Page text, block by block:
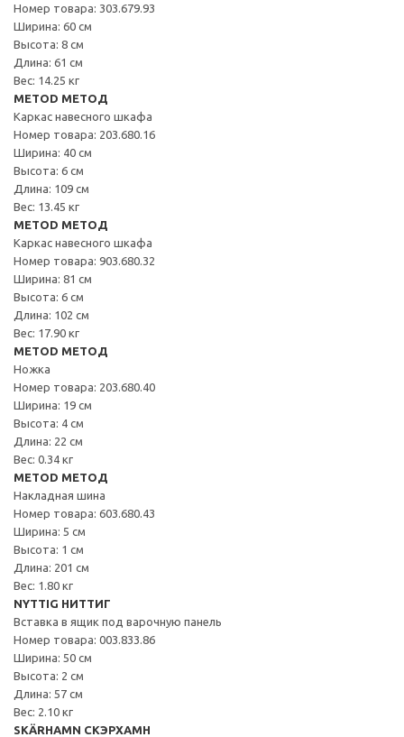
Номер товара: 303.679.93
Ширина: 60 см
Высота: 8 см
Длина: 61 см
Вес: 14.25 кг
METOD МЕТОД
Каркас навесного шкафа
Номер товара: 203.680.16
Ширина: 40 см
Высота: 6 см
Длина: 109 см
Вес: 13.45 кг
METOD МЕТОД
Каркас навесного шкафа
Номер товара: 903.680.32
Ширина: 81 см
Высота: 6 см
Длина: 102 см
Вес: 17.90 кг
METOD МЕТОД
Ножка
Номер товара: 203.680.40
Ширина: 19 см
Высота: 4 см
Длина: 22 см
Вес: 0.34 кг
METOD МЕТОД
Накладная шина
Номер товара: 603.680.43
Ширина: 5 см
Высота: 1 см
Длина: 201 см
Вес: 1.80 кг
NYTTIG НИТТИГ
Вставка в ящик под варочную панель
Номер товара: 003.833.86
Ширина: 50 см
Высота: 2 см
Длина: 57 см
Вес: 2.10 кг
SKÄRHAMN СКЭРХАМН